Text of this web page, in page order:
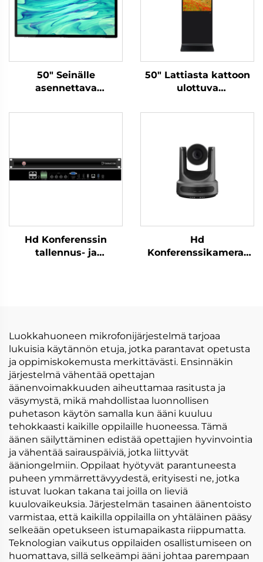
50" Seinälle
asennettava
DCM-IS 50W
50" Lattiasta kattoon
ulottuva
DCM-IS 50L
Hd Konferenssin
tallennus- ja
Hd
Konferenssikamera-
Luokkahuoneen mikrofonijärjestelmä tarjoaa
lukuisia käytännön etuja, jotka parantavat opetusta
ja oppimiskokemusta merkittävästi. Ensinnäkin
järjestelmä vähentää opettajan
äänenvoimakkuuden aiheuttamaa rasitusta ja
väsymystä, mikä mahdollistaa luonnollisen
puhetason käytön samalla kun ääni kuuluu
tehokkaasti kaikille oppilaille huoneessa. Tämä
äänen säilyttäminen edistää opettajien hyvinvointia
ja vähentää sairauspäiviä, jotka liittyvät
ääniongelmiin. Oppilaat hyötyvät parantuneesta
puheen ymmärrettävyydestä, erityisesti ne, jotka
istuvat luokan takana tai joilla on lieviä
kuulovaikeuksia. Järjestelmän tasainen äänentoisto
varmistaa, että kaikilla oppilailla on yhtäläinen pääsy
selkeään opetukseen istumapaikasta riippumatta.
Teknologian vaikutus oppilaiden osallistumiseen on
huomattava, sillä selkeämpi ääni johtaa parempaan